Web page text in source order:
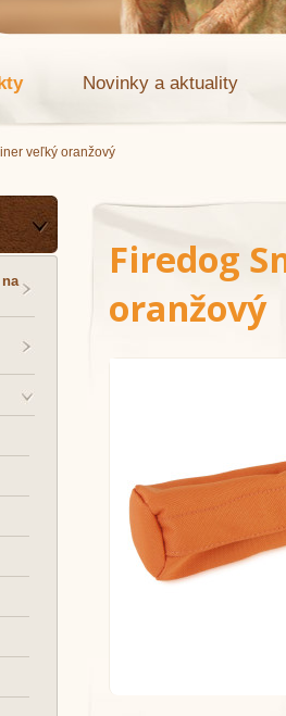
Novinky a aktuality
veľký oranžový
Firedog
oranžový